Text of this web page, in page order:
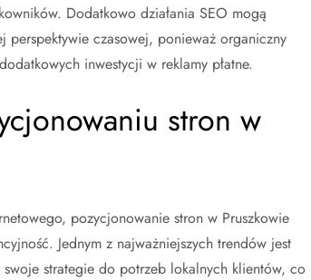
Dodatkowo działania SEO mogą
perspektywie czasowej, ponieważ organiczny
inwestycji w reklamy płatne.
stron w
pozycjonowanie stron w Pruszkowie
Jednym z najważniejszych trendów jest
strategie do potrzeb lokalnych klientów, co